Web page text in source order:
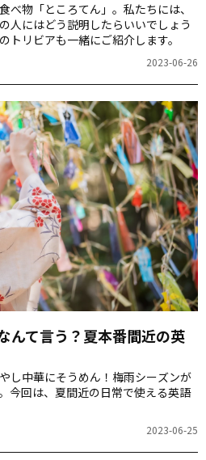
べ物「ところてん」。私たちには、
人にはどう説明したらいいでしょう
トリビアも一緒にご紹介します。
2023-06-26
んて言う？夏本番間近の英
し中華にそうめん！梅雨シーズンが
今回は、夏間近の日常で使える英語
2023-06-25